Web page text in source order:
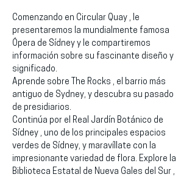
Comenzando en Circular Quay , le
presentaremos la mundialmente famosa
Ópera de Sídney y le compartiremos
información sobre su fascinante diseño y
significado.
Aprende sobre The Rocks , el barrio más
antiguo de Sydney, y descubra su pasado
de presidiarios.
Continúa por el Real Jardín Botánico de
Sídney , uno de los principales espacios
verdes de Sídney, y maravíllate con la
impresionante variedad de flora. Explore la
Biblioteca Estatal de Nueva Gales del Sur ,